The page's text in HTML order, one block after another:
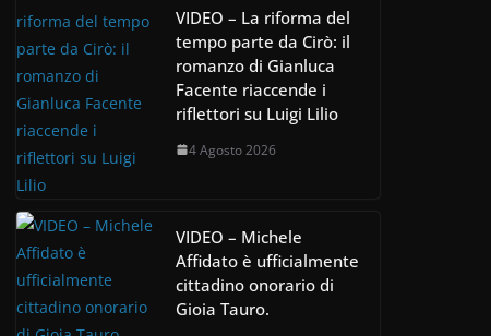
VIDEO – La riforma del
tempo parte da Cirò: il
romanzo di Gianluca
Facente riaccende i
riflettori su Luigi Lilio
4 Agosto 2026
VIDEO – Michele
Affidato è ufficialmente
cittadino onorario di
Gioia Tauro.